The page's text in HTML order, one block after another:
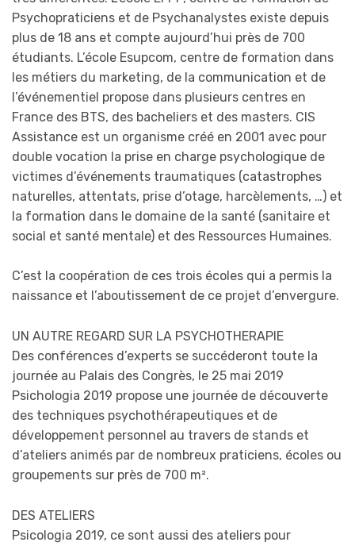
Psychopraticiens et de Psychanalystes existe depuis
plus de 18 ans et compte aujourd’hui près de 700
étudiants. L’école Esupcom, centre de formation dans
les métiers du marketing, de la communication et de
l’événementiel propose dans plusieurs centres en
France des BTS, des bacheliers et des masters. CIS
Assistance est un organisme créé en 2001 avec pour
double vocation la prise en charge psychologique de
victimes d’événements traumatiques (catastrophes
naturelles, attentats, prise d’otage, harcèlements, …) et
la formation dans le domaine de la santé (sanitaire et
social et santé mentale) et des Ressources Humaines.
C’est la coopération de ces trois écoles qui a permis la
naissance et l’aboutissement de ce projet d’envergure.
UN AUTRE REGARD SUR LA PSYCHOTHERAPIE
Des conférences d’experts se succéderont toute la
journée au Palais des Congrès, le 25 mai 2019
Psichologia 2019 propose une journée de découverte
des techniques psychothérapeutiques et de
développement personnel au travers de stands et
d’ateliers animés par de nombreux praticiens, écoles ou
groupements sur près de 700 m².
DES ATELIERS
Psicologia 2019, ce sont aussi des ateliers pour